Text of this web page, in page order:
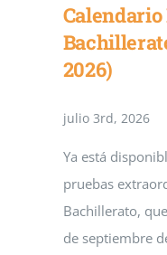
Calendario
2026)
julio 3rd, 2026
Ya está
pruebas
Bachillerato,
de septiembre